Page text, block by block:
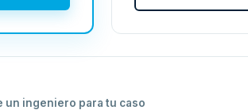
un ingeniero para tu caso